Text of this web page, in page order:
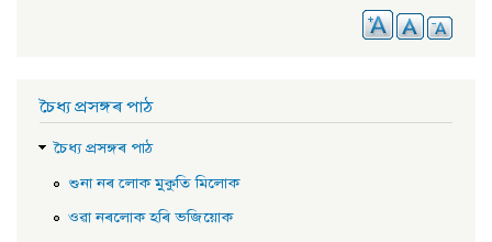
চৈধ্য প্ৰসঙ্গৰ পাঠ
চৈধ্য প্ৰসঙ্গৰ পাঠ
শুনা নৰ লোক মুকুতি মিলোক
ওৱা নৰলোক হৰি ভজিয়োক